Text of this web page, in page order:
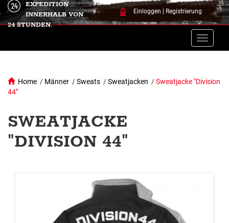
Einloggen Registrierung
EXPEDITION
INNERHALB VON
24 STUNDEN.
Toggle
Home / Männer /Sweats /Sweatjacken /Sweatjacke "Division
44"
SWEATJACKE
"DIVISION 44"